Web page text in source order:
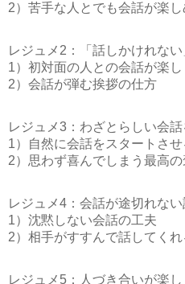
2）苦手な人とでも会話が楽
レジュメ2：「話しかけれな
1）初対面の人との会話が楽し
2）会話が弾む挨拶の仕方
レジュメ3：わざとらしい会話
1）自然に会話をスタートさせ
2）思わず喜んでしまう最高
レジュメ4：会話が途切れない
1）沈黙しない会話の工夫
2）相手がすすんで話してくれ
レジュメ5：人づき合いが楽し